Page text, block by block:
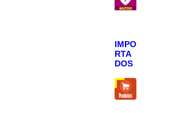
IMPO
RTA
DOS